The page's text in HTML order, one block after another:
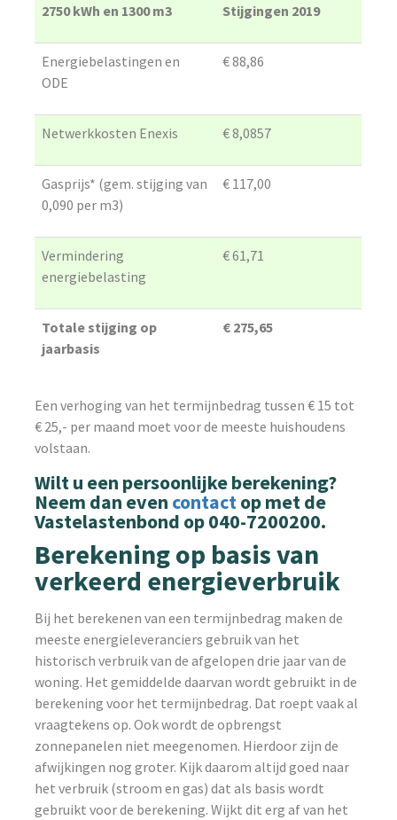
2750 kWh en 1300 m3 Stijgingen 2019
Energiebelastingen en
ODE
€ 88,86
Netwerkkosten Enexis € 8,0857
Gasprijs* (gem. stijging van
0,090 per m3)
€ 117,00
Vermindering
energiebelasting
€ 61,71
Totale stijging op
jaarbasis
€ 275,65
Een verhoging van het termijnbedrag tussen € 15 tot
€ 25,- per maand moet voor de meeste huishoudens
volstaan.
Wilt u een persoonlijke berekening?
Neem dan even contactop met de
Vastelastenbond op 040-7200200.
Berekening op basis van
verkeerd energieverbruik
Bij het berekenen van een termijnbedrag maken de
meeste energieleveranciers gebruik van het
historisch verbruik van de afgelopen drie jaar van de
woning. Het gemiddelde daarvan wordt gebruikt in de
berekening voor het termijnbedrag. Dat roept vaak al
vraagtekens op. Ook wordt de opbrengst
zonnepanelen niet meegenomen. Hierdoor zijn de
afwijkingen nog groter. Kijk daarom altijd goed naar
het verbruik (stroom en gas) dat als basis wordt
gebruikt voor de berekening. Wijkt dit erg af van het